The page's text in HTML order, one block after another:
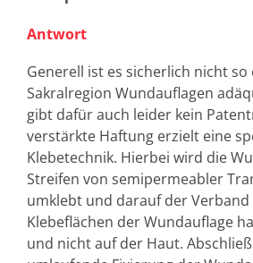
Antwort
Generell ist es sicherlich nicht
Sakralregion Wundauflagen
gibt dafür auch leider kein
verstärkte Haftung erzielt eine
Klebetechnik. Hierbei wird die
Streifen von semipermeabler
umklebt und darauf der
Klebeflächen der Wundauflage
und nicht auf der Haut.